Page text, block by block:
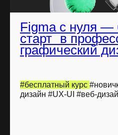
Figma с нуля —
старт в
графический
#бесплатный курс
дизайн #UX-UI #веб-